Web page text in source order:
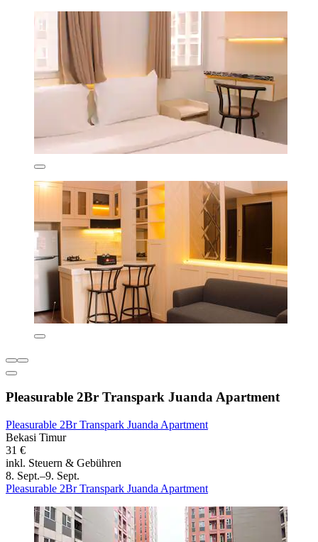
Pleasurable 2Br Transpark Juanda Apartment
Pleasurable 2Br Transpark Juanda Apartment
Bekasi Timur
31 €
inkl. Steuern & Gebühren
8. Sept.–9. Sept.
Pleasurable 2Br Transpark Juanda Apartment